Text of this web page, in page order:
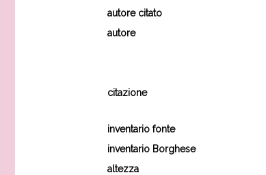
autore citato
autore
citazione
inventario fonte
inventario Borghese
altezza